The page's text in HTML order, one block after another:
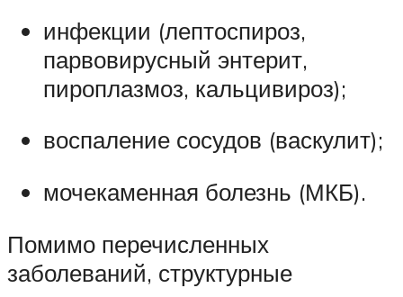
инфекции (лептоспироз,
парвовирусный энтерит,
пироплазмоз, кальцивироз);
воспаление сосудов (васкулит);
мочекаменная болезнь (МКБ).
Помимо перечисленных
заболеваний, структурные